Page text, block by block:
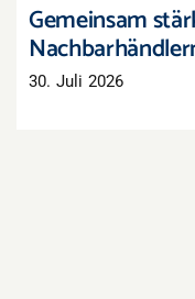
Gemeinsam
30. Juli 2026